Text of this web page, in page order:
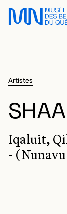
Sauter au
Sauter au
Sauter au pied
Artistes
Iqaluit,
-